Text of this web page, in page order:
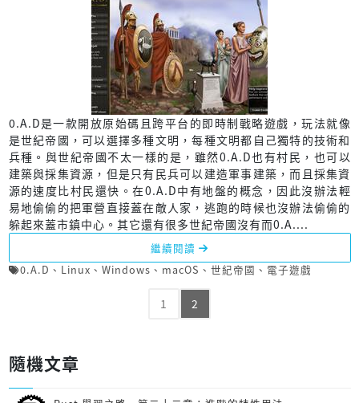
0.A.D是一款開放原始碼且跨平台的即時制戰略遊戲，玩法就像
是世紀帝國，可以選擇多種文明，每種文明都自己獨特的技術和
兵種。與世紀帝國不太一樣的是，雖然0.A.D也有村民，也可以
建築與採集資源，但是只有民兵可以建造軍事建築，而且採集資
源的速度比村民還快。在0.A.D中有地盤的概念，因此沒辦法輕
易地偷偷的把軍營直接蓋在敵人家，逃跑的時候也沒辦法偷偷的
躲起來蓋市鎮中心。其它還有很多世紀帝國沒有而0.A....
繼續閱讀
0.A.D 、 Linux 、 Windows 、 macOS 、 世紀帝國 、 電子遊戲
1 2
隨機文章